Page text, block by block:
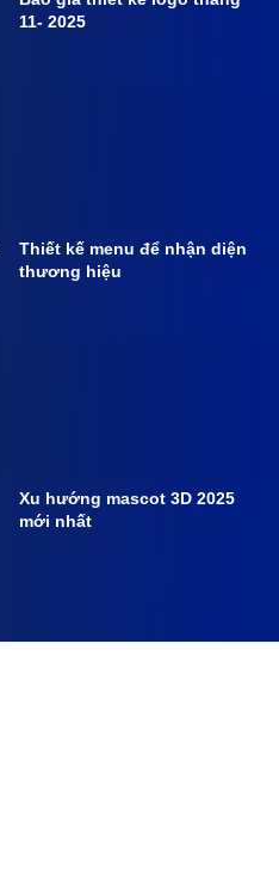
11- 2025
Thiết kế menu để nhận diện
thương hiệu
Xu hướng mascot 3D 2025
mới nhất